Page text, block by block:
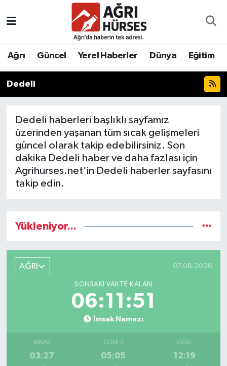
Ağrı Güncel Yerel Haberler Dünya Eğitim
Dedeli
Dedeli haberleri başlıklı sayfamız
üzerinden yaşanan tüm sıcak gelişmeleri
güncel olarak takip edebilirsiniz. Son
dakika Dedeli haber ve daha fazlası için
Agrihurses.net’in Dedeli haberler sayfasını
takip edin.
Yükleniyor...
AĞRI 07.08.2026
SONRAKI VAKTE KALAN
06:11:51
İmsak Namazı
İMSAK
03:27
GÜNEŞ
05:05
ÖĞLE
12:19
Hava Durumu
Tüm Manşetler
Son Dakika Haberleri
Haber Arşivi